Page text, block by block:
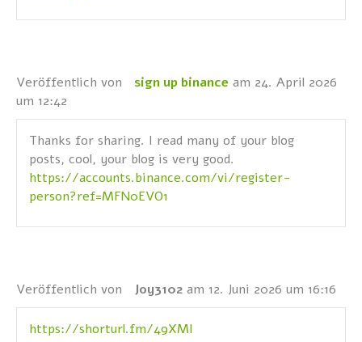
Veröffentlich von sign up binance am 24. April 2026
um 12:42
Thanks for sharing. I read many of your blog
posts, cool, your blog is very good.
https://accounts.binance.com/vi/register-
person?ref=MFN0EVO1
Veröffentlich von Joy3102 am 12. Juni 2026 um 16:16
https://shorturl.fm/49XMI